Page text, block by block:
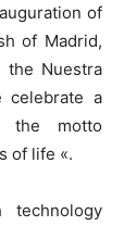
of
of Madrid,
the Nuestra
celebrate a
the motto
of life «.
technology